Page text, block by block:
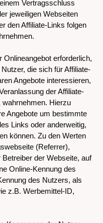
Vertragsschluss
jeweiligen Webseiten
den Affiliate-Links folgen
erforderlich,
die sich für Affiliate-
Angebote interessieren,
der Affiliate-
wahrnehmen. Hierzu
Angebote um bestimmte
Links oder anderweitig,
können. Zu den Werten
(Referrer),
der Webseite, auf
Online-Kennung des
des Nutzers, als
z.B. Werbemittel-ID,